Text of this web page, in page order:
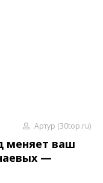
Артур (30top.ru)
меняет ваш
—